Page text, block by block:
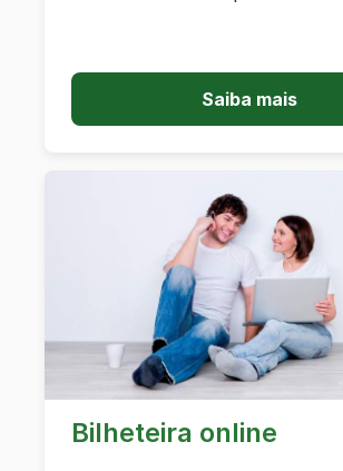
Saiba mais
Bilheteira online